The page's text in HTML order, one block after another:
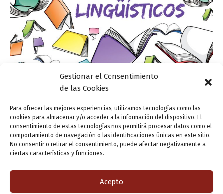
Gestionar el Consentimiento
de las Cookies
Para ofrecer las mejores experiencias, utilizamos tecnologías como las
cookies para almacenar y/o acceder a la información del dispositivo. El
consentimiento de estas tecnologías nos permitirá procesar datos como el
comportamiento de navegación o las identificaciones únicas en este sitio.
No consentir o retirar el consentimiento, puede afectar negativamente a
ciertas características y funciones.
Acepto
Hoy en día la RAE cambia de postura
ensutinta 15 octubre, 2018
¡No seamos más papistas que el papa! Las locuciones